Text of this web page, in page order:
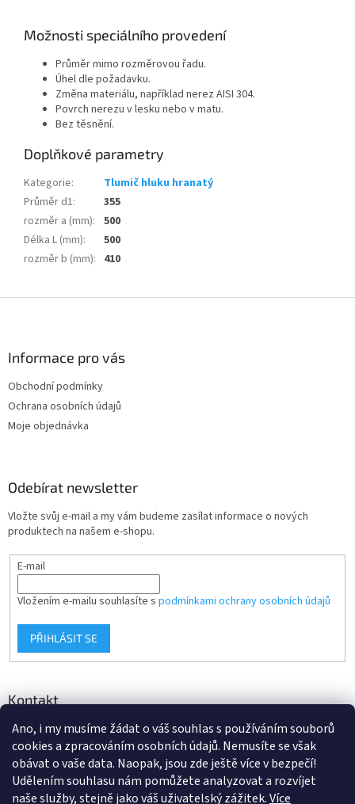
Ano, i my musíme žádat o váš souhlas s používáním souborů
cookies a zpracováním osobních údajů. Nemusíte se však
obávat o vaše data. Naopak, jsou zde ještě více v bezpečí!
Udělením souhlasu nám pomůžete analyzovat a rozvíjet
naše služby, stejně jako váš uživatelský zážitek.Více
Možnosti speciálního provedení
Průměr mimo rozměrovou řadu.
Úhel dle požadavku.
Změna materiálu, například nerez AISI 304.
Povrch nerezu v lesku nebo v matu.
Bez těsnění.
Doplňkové parametry
Kategorie:
Tlumič hluku hranatý
Průměr d1:
355
rozměr a (mm): 500
Délka L (mm):
500
rozměr b (mm): 410
Informace pro vás
Obchodní podmínky
Ochrana osobních údajů
Moje objednávka
Odebírat newsletter
Vložte svůj e-mail a my vám budeme zasílat informace o nových
produktech na našem e-shopu.
E-mail
Vložením e-mailu souhlasíte s podmínkami ochrany osobních údajů
PŘIHLÁSIT SE
Kontakt
info@d-klima.cz
+420 517 357 288